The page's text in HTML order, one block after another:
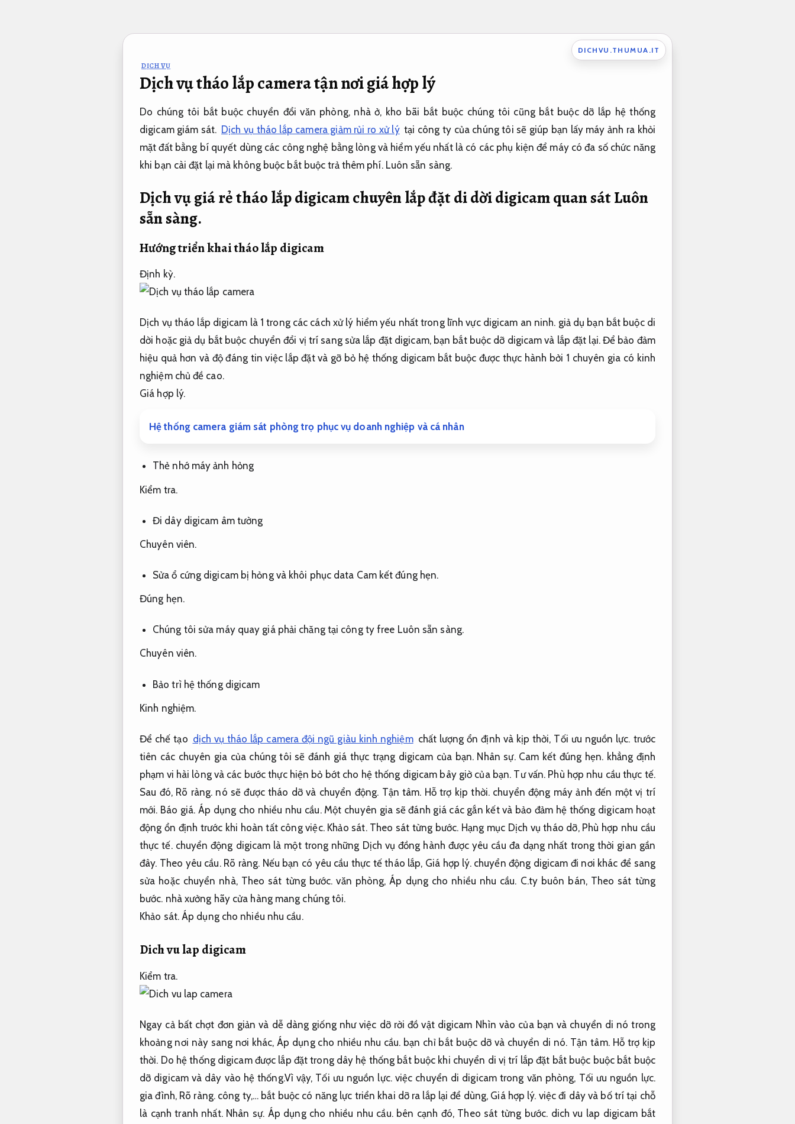
DICHVU.THUMUA.IT
DỊCH VỤ
Dịch vụ tháo lắp camera tận nơi giá hợp lý
Do chúng tôi bắt buộc chuyển đổi văn phòng, nhà ở, kho bãi bắt buộc chúng tôi cũng bắt buộc dỡ lắp hệ thống
digicam giám sát. Dịch vụ tháo lắp camera giảm rủi ro xử lý tại công ty của chúng tôi sẽ giúp bạn lấy máy ảnh ra khỏi
mặt đất bằng bí quyết dùng các công nghệ bằng lòng và hiểm yếu nhất là có các phụ kiện để máy có đa số chức năng
khi bạn cài đặt lại mà không buộc bắt buộc trả thêm phí. Luôn sẵn sàng.
Dịch vụ giá rẻ tháo lắp digicam chuyên lắp đặt di dời digicam quan sátLuôn
sẵn sàng.
Hướng triển khai tháo lắp digicam
Định kỳ.
Dịch vụ tháo lắp digicam là 1 trong các cách xử lý hiểm yếu nhất trong lĩnh vực digicam an ninh. giả dụ bạn bắt buộc di
dời hoặc giả dụ bắt buộc chuyển đổi vị trí sang sửa lắp đặt digicam, bạn bắt buộc dỡ digicam và lắp đặt lại. Để bảo đảm
hiệu quả hơn và độ đáng tin việc lắp đặt và gỡ bỏ hệ thống digicam bắt buộc được thực hành bởi 1 chuyên gia có kinh
nghiệm chủ đề cao.
Giá hợp lý.
Hệ thống camera giám sát phòng trọ phục vụ doanh nghiệp và cá nhân
Thẻ nhớ máy ảnh hỏng
Kiểm tra.
Đi dây digicam âm tường
Chuyên viên.
Sửa ổ cứng digicam bị hỏng và khôi phục data Cam kết đúng hẹn.
Đúng hẹn.
Chúng tôi sửa máy quay giá phải chăng tại công ty free Luôn sẵn sàng.
Chuyên viên.
Bảo trì hệ thống digicam
Kinh nghiệm.
Để chế tạo dịch vụ tháo lắp camera đội ngũ giàu kinh nghiệm chất lượng ổn định và kịp thời, Tối ưu nguồn lực. trước
tiên các chuyên gia của chúng tôi sẽ đánh giá thực trạng digicam của bạn. Nhân sự. Cam kết đúng hẹn. khẳng định
phạm vi hài lòng và các bước thực hiện bỏ bớt cho hệ thống digicam bây giờ của bạn. Tư vấn. Phù hợp nhu cầu thực tế.
Sau đó, Rõ ràng. nó sẽ được tháo dỡ và chuyển động. Tận tâm. Hỗ trợ kịp thời.chuyển động máy ảnh đến một vị trí
mới. Báo giá. Áp dụng cho nhiều nhu cầu.Một chuyên gia sẽ đánh giá các gắn kết và bảo đảm hệ thống digicam hoạt
động ổn định trước khi hoàn tất công việc. Khảo sát. Theo sát từng bước. Hạng mục Dịch vụ tháo dỡ, Phù hợp nhu cầu
thực tế.chuyển động digicam là một trong những Dịch vụ đồng hành được yêu cầu đa dạng nhất trong thời gian gần
đây. Theo yêu cầu. Rõ ràng. Nếu bạn có yêu cầu thực tế tháo lắp, Giá hợp lý.chuyển động digicam đi nơi khác để sang
sửa hoặc chuyển nhà, Theo sát từng bước. văn phòng, Áp dụng cho nhiều nhu cầu. C.ty buôn bán, Theo sát từng
bước. nhà xưởng hãy cửa hàng mang chúng tôi.
Khảo sát. Áp dụng cho nhiều nhu cầu.
Dich vu lap digicam
Kiểm tra.
Ngay cả bất chợt đơn giản và dễ dàng giống như việc dỡ rời đồ vật digicam Nhìn vào của bạn và chuyển di nó trong
khoảng nơi này sang nơi khác, Áp dụng cho nhiều nhu cầu. bạn chỉ bắt buộc dỡ và chuyển di nó. Tận tâm. Hỗ trợ kịp
thời. Do hệ thống digicam được lắp đặt trong dây hệ thống bắt buộc khi chuyển di vị trí lắp đặt bắt buộc buộc bắt buộc
dỡ digicam và dây vào hệ thống.Vì vậy, Tối ưu nguồn lực.việc chuyển di digicam trong văn phòng, Tối ưu nguồn lực.
gia đình, Rõ ràng.công ty,… bắt buộc có năng lực triển khai dỡ ra lắp lại để dùng, Giá hợp lý. việc đi dây và bố trí tại chỗ
là cạnh tranh nhất. Nhân sự. Áp dụng cho nhiều nhu cầu.bên cạnh đó, Theo sát từng bước. dich vu lap digicam bắt